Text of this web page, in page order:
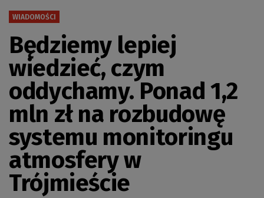
WIADOMOŚCI
Będziemy lepiej
wiedzieć, czym
oddychamy. Ponad 1,2
mln zł na rozbudowę
systemu monitoringu
atmosfery w
Trójmieście